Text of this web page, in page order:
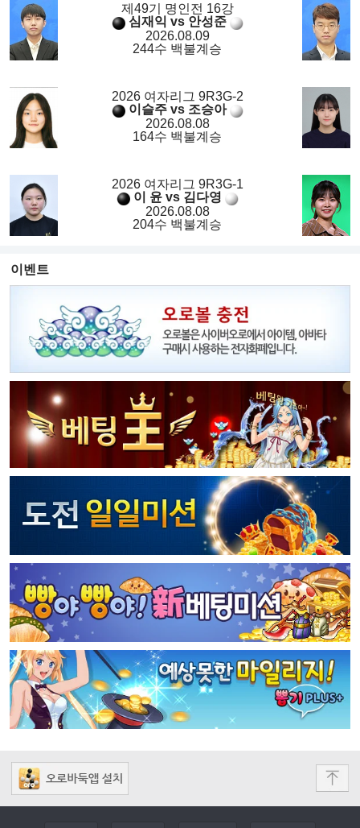
제49기 명인전 16강
심재익 vs 안성준
2026.08.09
244수 백불계승
2026 여자리그 9R3G-2
이슬주 vs 조승아
2026.08.08
164수 백불계승
2026 여자리그 9R3G-1
이 윤 vs 김다영
2026.08.08
204수 백불계승
이벤트